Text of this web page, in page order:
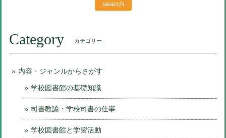
search
Category カテゴリー
内容・ジャンルからさがす
学校図書館の基礎知識
司書教諭・学校司書の仕事
学校図書館と学習活動